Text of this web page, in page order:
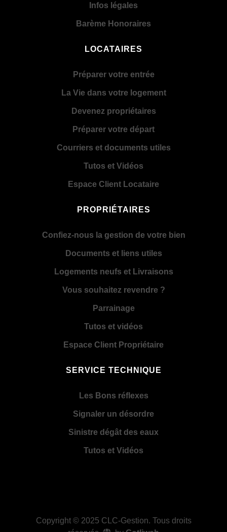
Infos légales
Barème Honoraires
LOCATAIRES
Préparer votre entrée
La Vie dans votre logement
Devenez propriétaires
Préparer votre départ
Courriers et documents utiles
Tutos et Vidéos
Espace Client Locataire
PROPRIÉTAIRES
Confiez-nous la gestion de votre bien
Documents et liens utiles
Logements neufs et Livraisons
Vous souhaitez revendre ?
Parrainage
Tutos et vidéos
Espace Client Propriétaire
SERVICE TECHNIQUE
Les Bons réflexes
Signaler un désordre
Sinistre dégât des eaux
Tutos et Vidéos
Copyright © 2025 CLC-Gestion. Tous droits